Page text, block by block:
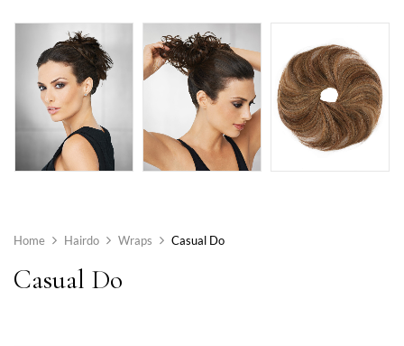
Home Hairdo Wraps Casual Do
Casual Do